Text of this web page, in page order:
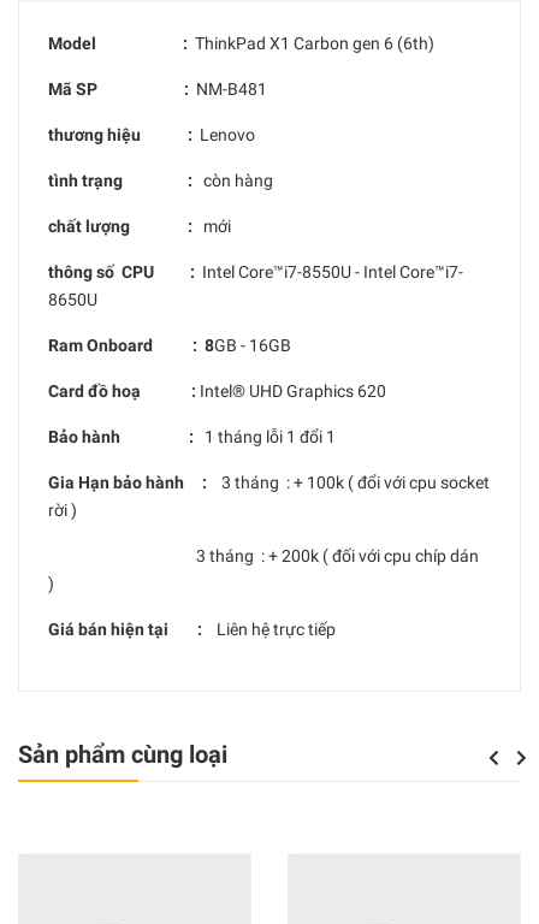
Model : ThinkPad X1 Carbon gen 6 (6th)
Mã SP : NM-B481
thương hiệu : Lenovo
tình trạng : còn hàng
chất lượng : mới
thông số CPU : Intel Core™i7-8550U - Intel Core™i7-
8650U
Ram Onboard : 8GB - 16GB
Card đồ hoạ : Intel® UHD Graphics 620
Bảo hành : 1 tháng lỗi 1 đổi 1
Gia Hạn bảo hành : 3 tháng : + 100k ( đổi với cpu socket
rời )
3 tháng : + 200k ( đối với cpu chíp dán
)
Giá bán hiện tại : Liên hệ trực tiếp
Sản phẩm cùng loại Previous
Next